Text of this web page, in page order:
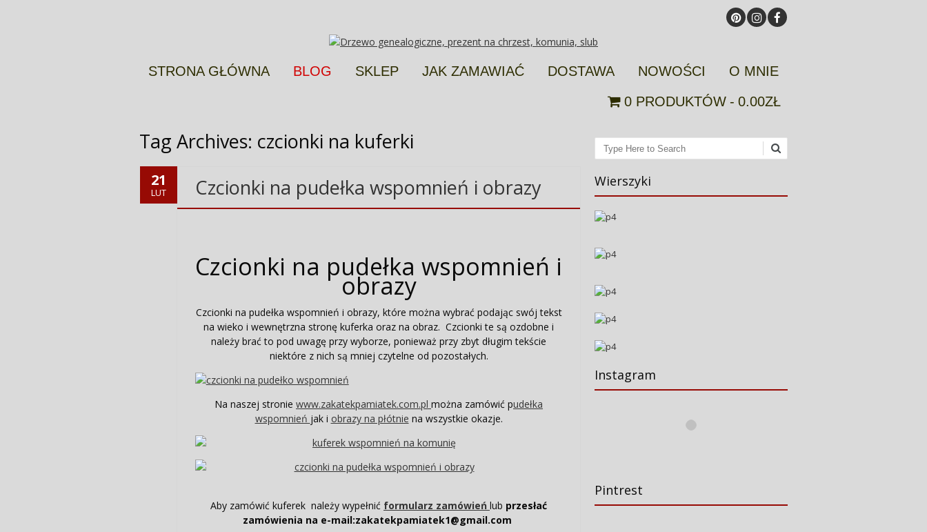
STRONA GŁÓWNA BLOG SKLEP JAK ZAMAWIAĆ DOSTAWA NOWOŚCI
O MNIE
0 PRODUKTÓW
0.00ZŁ
Tag Archives: czcionki na kuferki
21
LUT Czcionki na pudełka wspomnień i obrazy
Czcionki na pudełka wspomnień i
obrazy
Czcionki na pudełka wspomnień i obrazy, które można wybrać podając swój tekst
na wieko i wewnętrzna stronę kuferka oraz na obraz. Czcionki te są ozdobne i
należy brać to pod uwagę przy wyborze, ponieważ przy zbyt długim tekście
niektóre z nich są mniej czytelne od pozostałych.
Na naszej stronie www.zakatekpamiatek.com.pl można zamówić pudełka
wspomnień jak i obrazy na płótnie na wszystkie okazje.
Aby zamówić kuferek należy wypełnić formularz zamówień lub przesłać
zamówienia na e-mail:zakatekpamiatek1@gmail.com
Search
Wierszyki
Instagram
Pintrest